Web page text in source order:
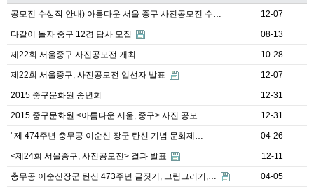
공모전 수상작 안내) 아름다운 서울 중구 사진공모전 수… 12-07
다같이 돌자 중구 12경 답사 모집 08-13
제22회 서울중구 사진공모전 개최 10-28
제22회 서울중구, 사진공모전 입선자 발표 12-07
2015 중구문화원 송년회 12-31
2015 중구문화원 <아름다운 서울, 중구> 사진 공모… 12-31
' 제 474주년 충무공 이순신 장군 탄신 기념 문화제… 04-26
<제24회 서울중구, 사진공모전> 결과 발표 12-11
충무공 이순신장군 탄신 473주년 글짓기, 그림그리기,… 04-05